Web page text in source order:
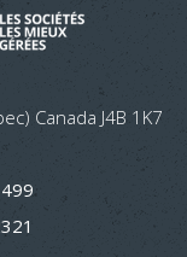
Canada J4B 1K7